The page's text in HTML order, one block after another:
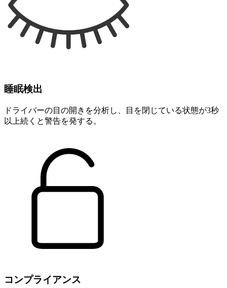
睡眠検出
ドライバーの目の開きを分析し、目を閉じている状態が3秒
以上続くと警告を発する。
コンプライアンス